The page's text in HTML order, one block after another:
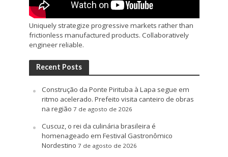
Uniquely strategize progressive markets rather than
frictionless manufactured products. Collaboratively
engineer reliable.
Recent Posts
Construção da Ponte Pirituba à Lapa segue em
ritmo acelerado. Prefeito visita canteiro de obras
na região 7 de agosto de 2026
Cuscuz, o rei da culinária brasileira é
homenageado em Festival Gastronômico
Nordestino 7 de agosto de 2026